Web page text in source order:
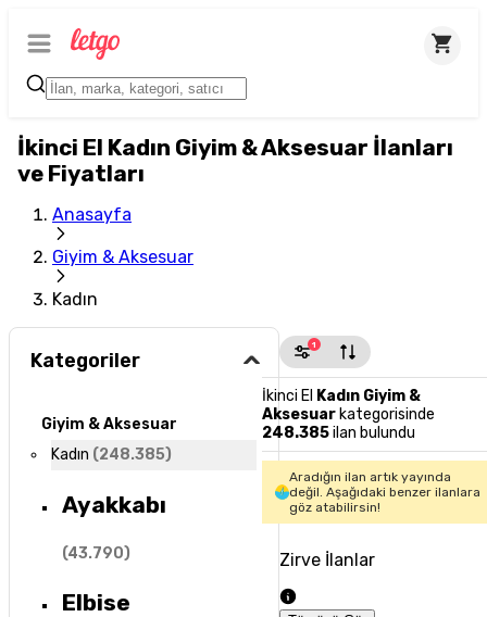
İkinci El Kadın Giyim & Aksesuar İlanları
ve Fiyatları
Anasayfa
Giyim & Aksesuar
Kadın
Kategoriler
Giyim & Aksesuar
Kadın (248.385)
Ayakkabı
(43.790)
Elbise
1
İkinci El Kadın Giyim &
Aksesuarkategorisinde
248.385ilan bulundu
Aradığın ilan artık yayında
değil. Aşağıdaki benzer ilanlara
göz atabilirsin!
Zirve İlanlar